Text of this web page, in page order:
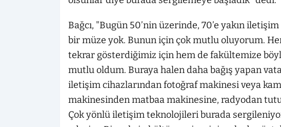
Bağcı, "Bugün 50’nin üzerinde, 70’e yakın
bir müze yok. Bunun için çok mutlu oluyorum.
tekrar gösterdiğimiz için hem de fakültemize
mutlu oldum. Buraya halen daha bağış yapan
iletişim cihazlarından fotoğraf makinesi veya
makinesinden matbaa makinesine, radyodan
Çok yönlü iletişim teknolojileri burada